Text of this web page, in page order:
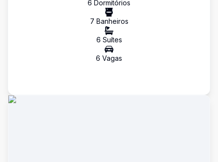
6 Dormitórios
7 Banheiros
6 Suítes
6 Vagas